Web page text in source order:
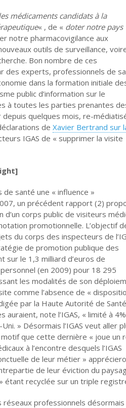
médicaments candidats à la
« , de « doter notre pays
notre pharmacovigilance aux
outils de surveillance,
Bon nombre de ces
des experts, professionnels de
dans la formation initiale
public d’information sur le
à toutes les parties prenantes
depuis quelques mois, re-
de Xavier Bertrand sur
IGAS de « supprimer la visite
santé une « influence »
un précédent rapport (2)
corps public de visiteurs
promotionnelle. L’objectif
du corps des inspecteurs de
de promotion publique des
le 1,3 milliard d’euros de
(en 2009) pour 18 295
les modalités de son
comme l’absence de «
par la Haute Autorité de
note l’IGAS, « limité à
» Désormais l’IGAS veut aller
que cette dernière « joue un
à l’encontre desquels l’IGAS
de leur métier »
de leur éviction du
étant recyclée sur un triple
professionnels désormais